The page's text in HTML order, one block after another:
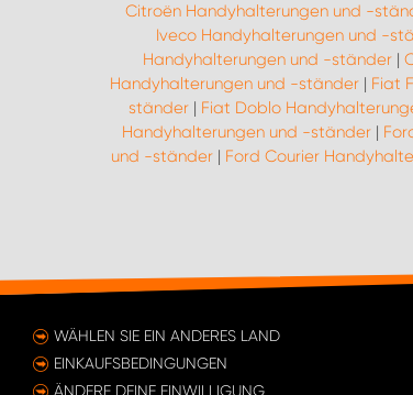
Citroën Handyhalterungen und -
Iveco Handyhalterungen und -
Handyhalterungen und -ständer|
Handyhalterungen und -ständer| Fiat
ständer | Fiat Doblo
Handyhalterungen und -ständer|
und -ständer | Ford Courier
WÄHLEN SIE EIN ANDERES LAND
EINKAUFSBEDINGUNGEN
ÄNDERE DEINE EINWILLIGUNG